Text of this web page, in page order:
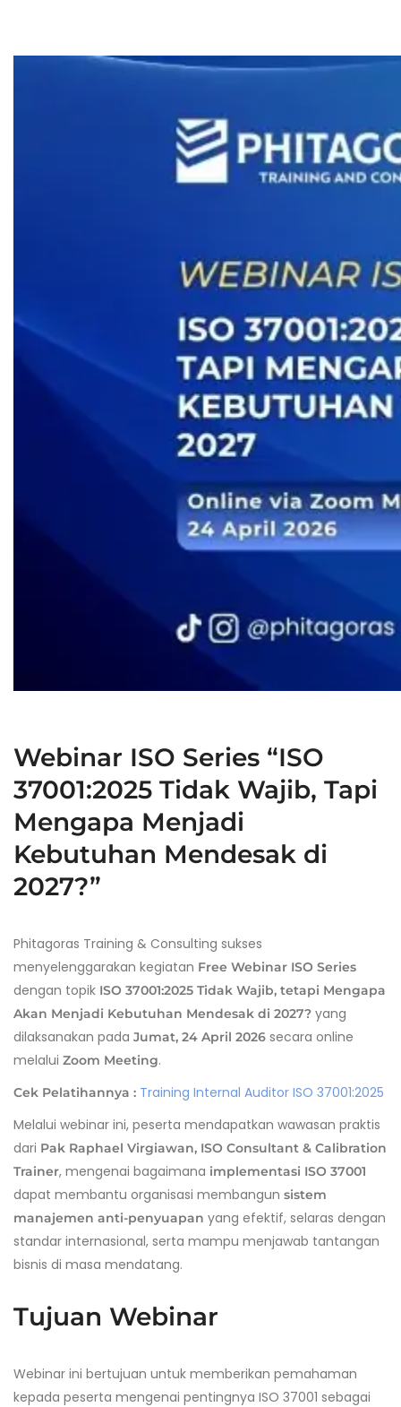
Webinar ISO Series “ISO
37001:2025 Tidak Wajib, Tapi
Mengapa Menjadi
Kebutuhan Mendesak di
2027?”
Phitagoras Training & Consulting sukses
menyelenggarakan kegiatan Free Webinar ISO Series
dengan topik ISO 37001:2025 Tidak Wajib, tetapi Mengapa
Akan Menjadi Kebutuhan Mendesak di 2027? yang
dilaksanakan pada Jumat, 24 April 2026 secara online
melalui Zoom Meeting.
Cek Pelatihannya : Training Internal Auditor ISO 37001:2025
Melalui webinar ini, peserta mendapatkan wawasan praktis
dari Pak Raphael Virgiawan, ISO Consultant & Calibration
Trainer, mengenai bagaimana implementasi ISO 37001
dapat membantu organisasi membangun sistem
manajemen anti-penyuapan yang efektif, selaras dengan
standar internasional, serta mampu menjawab tantangan
bisnis di masa mendatang.
Tujuan Webinar
Webinar ini bertujuan untuk memberikan pemahaman
kepada peserta mengenai pentingnya ISO 37001 sebagai